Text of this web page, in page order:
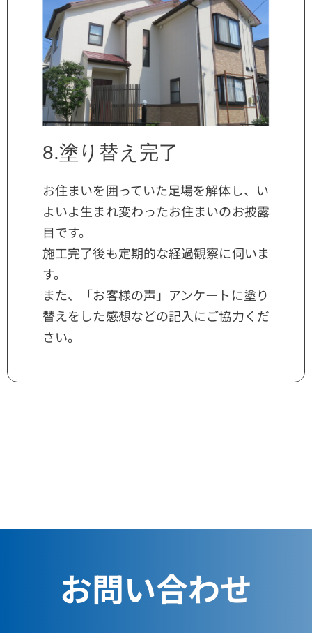
8.塗り替え完了
お住まいを囲っていた足場を解体し、い
よいよ生まれ変わったお住まいのお披露
目です。
施工完了後も定期的な経過観察に伺いま
す。
また、「お客様の声」アンケートに塗り
替えをした感想などの記入にご協力くだ
さい。
お問い合わせ